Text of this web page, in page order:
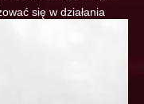
się w działania